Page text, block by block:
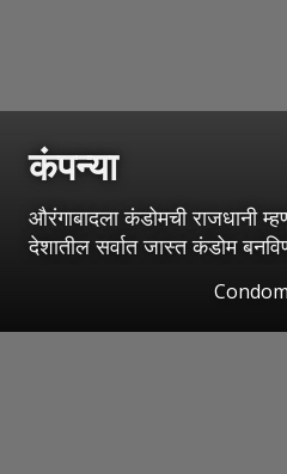
कंपन्या
औरंगाबादला कंडोमची
देशातील सर्वात जास्त कंडोम